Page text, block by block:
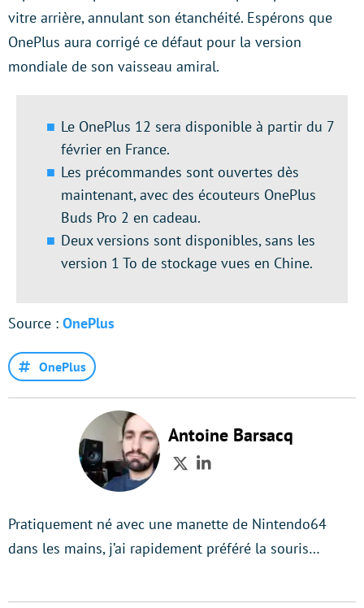
vitre arrière, annulant son étanchéité. Espérons que
OnePlus aura corrigé ce défaut pour la version
mondiale de son vaisseau amiral.
Le OnePlus 12 sera disponible à partir du 7
février en France.
Les précommandes sont ouvertes dès
maintenant, avec des écouteurs OnePlus
Buds Pro 2 en cadeau.
Deux versions sont disponibles, sans les
version 1 To de stockage vues en Chine.
Source : OnePlus
OnePlus
Antoine Barsacq
TwitterLinkedIn
Pratiquement né avec une manette de Nintendo64
dans les mains, j’ai rapidement préféré la souris…